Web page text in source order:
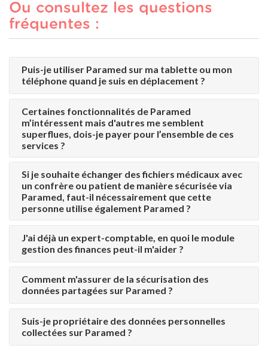
Ou consultez les questions
fréquentes :
Puis-je utiliser Paramed sur ma tablette ou mon
téléphone quand je suis en déplacement ?
Certaines fonctionnalités de Paramed
m’intéressent mais d'autres me semblent
superflues, dois-je payer pour l’ensemble de ces
services ?
Si je souhaite échanger des fichiers médicaux avec
un confrère ou patient de manière sécurisée via
Paramed, faut-il nécessairement que cette
personne utilise également Paramed ?
J'ai déjà un expert-comptable, en quoi le module
gestion des finances peut-il m'aider ?
Comment m'assurer de la sécurisation des
données partagées sur Paramed ?
Suis-je propriétaire des données personnelles
collectées sur Paramed ?